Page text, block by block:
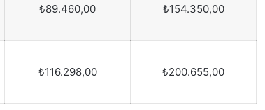
₺89.460,00 ₺154.350,00
₺116.298,00 ₺200.655,00